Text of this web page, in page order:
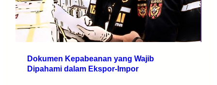
Dokumen Kepabeanan yang Wajib
Dipahami dalam Ekspor-Impor